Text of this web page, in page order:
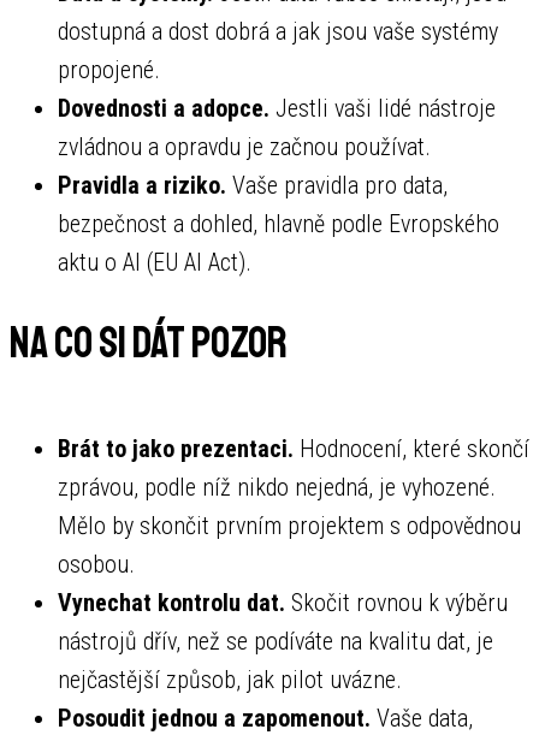
dostupná a dost dobrá a jak jsou vaše systémy
propojené.
Dovednosti a adopce. Jestli vaši lidé nástroje
zvládnou a opravdu je začnou používat.
Pravidla a riziko. Vaše pravidla pro data,
bezpečnost a dohled, hlavně podle Evropského
aktu o AI (EU AI Act).
Na co si dát pozor
Brát to jako prezentaci. Hodnocení, které skončí
zprávou, podle níž nikdo nejedná, je vyhozené.
Mělo by skončit prvním projektem s odpovědnou
osobou.
Vynechat kontrolu dat. Skočit rovnou k výběru
nástrojů dřív, než se podíváte na kvalitu dat, je
nejčastější způsob, jak pilot uvázne.
Posoudit jednou a zapomenout. Vaše data,